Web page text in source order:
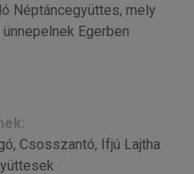
Néptáncegyüttes, mely
Egerben
Csosszantó, Ifjú Lajtha